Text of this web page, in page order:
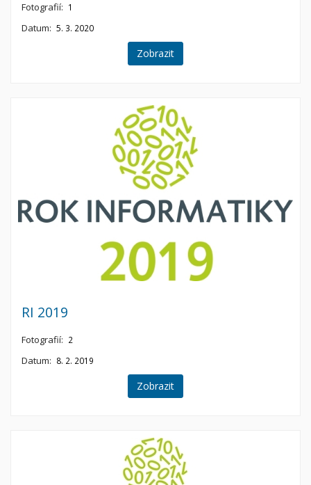
Fotografií: 1
Datum: 5. 3. 2020
Zobrazit
RI 2019
Fotografií: 2
Datum: 8. 2. 2019
Zobrazit